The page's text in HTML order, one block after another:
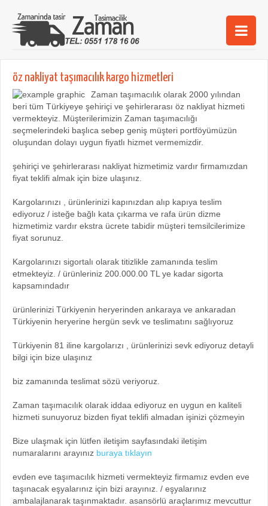
Ana Sayfa
Hizmetlerimiz
Kurumsal
iletişim
öz nakliyat taşımacılık kargo hizmetleri
Zaman taşımacılık olarak 2000 yılından
beri tüm Türkiyeye şehiriçi ve şehirlerarası öz nakliyat hizmeti
vermekteyiz. Müşterilerimizin Zaman taşımacılığı
seçmelerindeki başlıca sebep geniş müşteri portföyümüzün
oluşundan dolayı uygun fiyatlı hizmet vermemizdir.
şehiriçi ve şehirlerarası nakliyat hizmetimiz vardır firmamızdan
fiyat teklifi almak için bize ulaşınız.
Kargolarınızı , ürünlerinizi kapınızdan alıp kapıya teslim
ediyoruz / isteğe bağlı kata çıkarma ve rafa ürün dizme
hizmetimiz vardır ekstra ücrete tabidir müşteri temsilcilerimize
fiyat sorunuz.
Kargolarınızı sigortalı olarak titizlikle zamanında teslim
etmekteyiz. / ürünleriniz 200.000.00 TL ye kadar sigorta
kapsamındadır
ürünlerinizi Türkiyenin heryerinden ankaraya ve ankaradan
Türkiyenin heryerine hergün sevk ve teslimatını sağlıyoruz
Türkiyenin 81 iline kargolarızı , ürünlerinizi sevk ediyoruz detayli
bilgi için bize ulaşınız
biz zamanında teslimat sözü veriyoruz.
Zaman taşımacılık olarak iddaa ediyoruz en uygun en kaliteli
hizmeti sunuyoruz bizden fiyat teklifi almadan işinizi çözmeyin
Bize ulaşmak için lütfen iletişim sayfasındaki iletişim
numaralarını arayınız buraya tıklayın
evden eve taşımacılık hizmeti vermekteyiz firmamız evden eve
taşınacak eşyalarınız için bizi arayınız. / eşyalarınız
ambalajlanarak taşınmaktadır. asansörlü araçlarımız mevcuttur